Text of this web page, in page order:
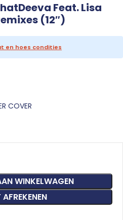
Feat. Lisa
(12″)
en hoes condities
COVER
WINKELWAGEN